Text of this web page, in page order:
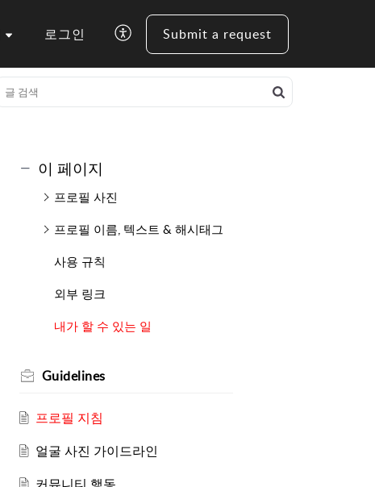
로그인 Submit a request
이 페이지
프로필 사진
프로필 이름, 텍스트 & 해시태그
사용 규칙
외부 링크
내가 할 수 있는 일
Guidelines
프로필 지침
얼굴 사진 가이드라인